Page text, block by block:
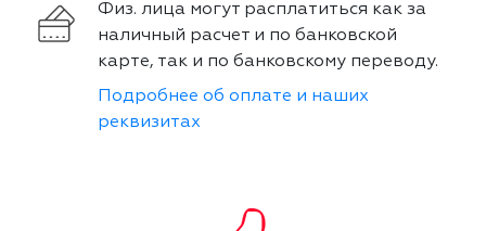
Физ. лица могут расплатиться как за
наличный расчет и по банковской
карте, так и по банковскому переводу.
Подробнее об оплате и наших
реквизитах